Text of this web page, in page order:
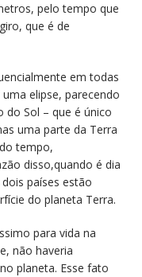
pelo tempo que
que é de
em todas
elipse, parecendo
do Sol – que é único
uma parte da Terra
tempo,
disso,quando é dia
países estão
do planeta Terra.
para vida na
não haveria
planeta. Esse fato